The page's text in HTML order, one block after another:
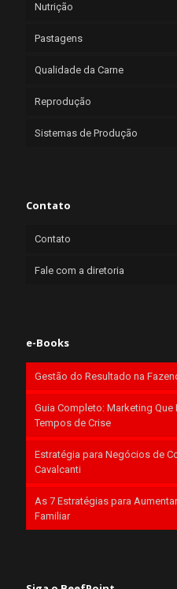
Nutrição
Pastagens
Qualidade da Carne
Reprodução
Sistemas de Produção
Contato
Contato
Fale com a diretoria
e-Books
Gestão do Resultado na
Guia Completo: Marketing Que
Tempos de Crise
Estratégia para Negócios de
Cavalcanti
As 7 Estratégias para
Familiar